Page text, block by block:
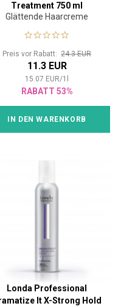
Treatment 750 ml
Glättende Haarcreme
Preis vor Rabatt: 24.3 EUR
11.3 EUR
15.07 EUR/1
RABATT 53%
IN DEN WARENKORB
Londa Professional
It X-Strong Hold